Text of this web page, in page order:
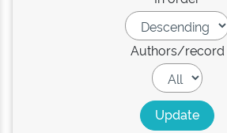
Authors/record